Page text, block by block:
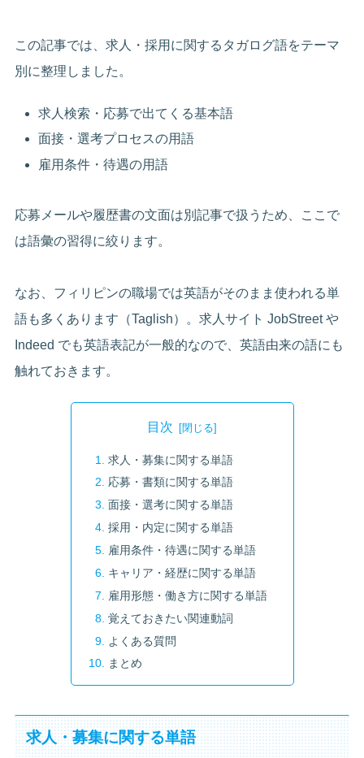
この記事では、求人・採用に関するタガログ語をテーマ
別に整理しました。
求人検索・応募で出てくる基本語
面接・選考プロセスの用語
雇用条件・待遇の用語
応募メールや履歴書の文面は別記事で扱うため、ここで
は語彙の習得に絞ります。
なお、フィリピンの職場では英語がそのまま使われる単
語も多くあります（Taglish）。求人サイト JobStreet や
Indeed でも英語表記が一般的なので、英語由来の語にも
触れておきます。
目次
求人・募集に関する単語
応募・書類に関する単語
面接・選考に関する単語
採用・内定に関する単語
雇用条件・待遇に関する単語
キャリア・経歴に関する単語
雇用形態・働き方に関する単語
覚えておきたい関連動詞
よくある質問
まとめ
求人・募集に関する単語